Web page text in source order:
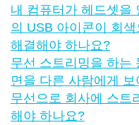
내 컴퓨터가 헤드셋을
의 USB 아이콘이 회
해결해야 하나요?
무선 스트리밍을 하는
면을 다른 사람에게
무선으로 회사에 스트
해야 하나요?